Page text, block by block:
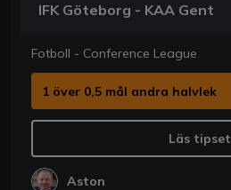
IFK Göteborg - KAA Gent
Fotboll - Conference League
1 över 0,5 mål andra halvlek
Läs tipset
Aston